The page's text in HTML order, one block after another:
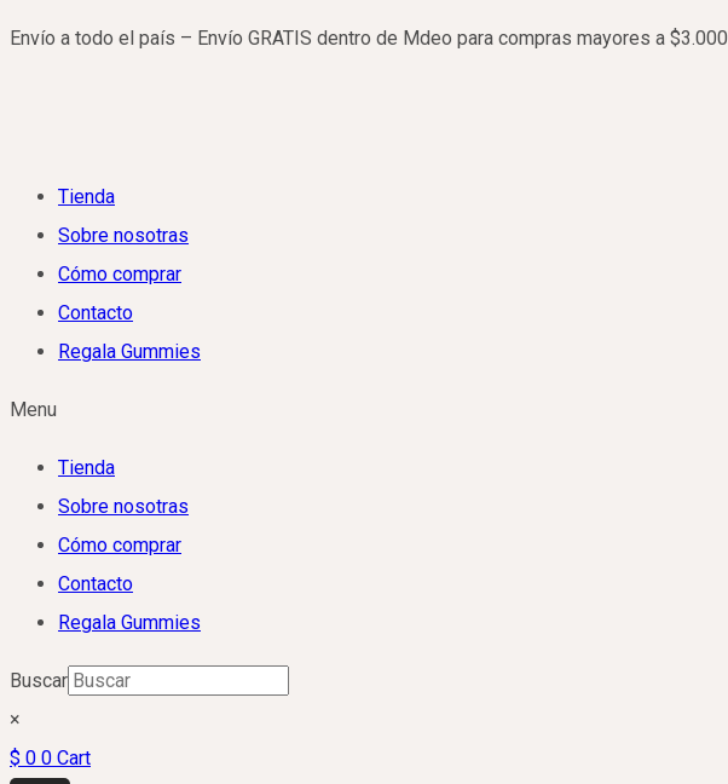
Saltar
Envío a todo el país – Envío GRATIS dentro de Mdeo para compras mayores a $3.000
Tienda
Sobre nosotras
Cómo comprar
Contacto
Regala Gummies
Menu
Tienda
Sobre nosotras
Cómo comprar
Contacto
Regala Gummies
Buscar
×
$ 0 0 Cart